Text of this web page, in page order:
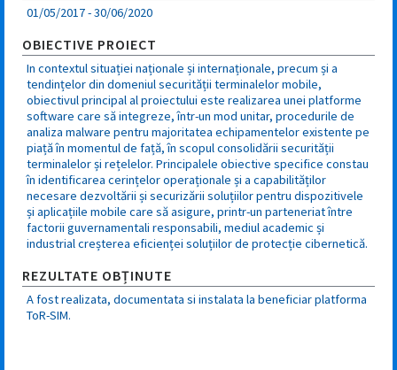
01/05/2017-30/06/2020
OBIECTIVE PROIECT
In contextul situației naționale și internaționale, precum și a
tendințelor din domeniul securității terminalelor mobile,
obiectivul principal al proiectului este realizarea unei platforme
software care să integreze, într-un mod unitar, procedurile de
analiza malware pentru majoritatea echipamentelor existente pe
piață în momentul de față, în scopul consolidării securității
terminalelor și rețelelor. Principalele obiective specifice constau
în identificarea cerințelor operaționale și a capabilităților
necesare dezvoltării și securizării soluțiilor pentru dispozitivele
și aplicațiile mobile care să asigure, printr-un parteneriat între
factorii guvernamentali responsabili, mediul academic și
industrial creșterea eficienței soluțiilor de protecție cibernetică.
REZULTATE OBȚINUTE
A fost realizata, documentata si instalata la beneficiar platforma
ToR-SIM.